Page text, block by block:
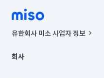
유한회사 미소 사업자 정보
00019 |
회사